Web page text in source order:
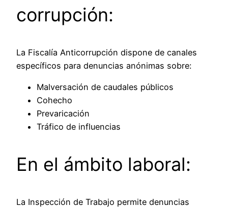
corrupción:
La Fiscalía Anticorrupción dispone de canales
específicos para denuncias anónimas sobre:
Malversación de caudales públicos
Cohecho
Prevaricación
Tráfico de influencias
En el ámbito laboral:
La Inspección de Trabajo permite denuncias